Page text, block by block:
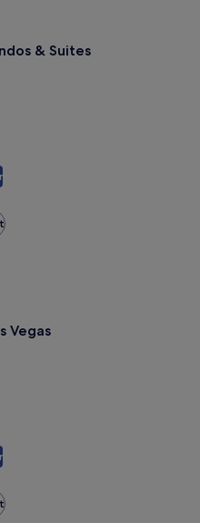
& Suites
& Suites
Vegas